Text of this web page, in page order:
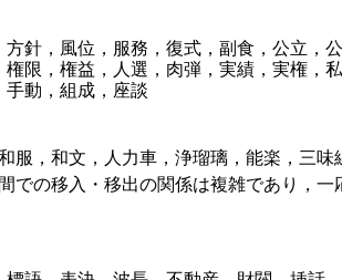
針，風位，服務，復式，副食，公立，
限，権益，人選，肉弾，実績，実権，
動，組成，座談
，和文，人力車，浄瑠璃，能楽，三味
の移入・移出の関係は複雑であり，